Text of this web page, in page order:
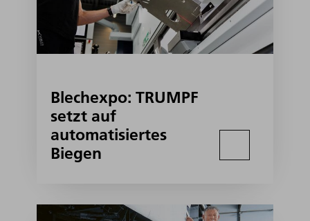
Blechexpo: TRUMPF
setzt auf
automatisiertes
Biegen